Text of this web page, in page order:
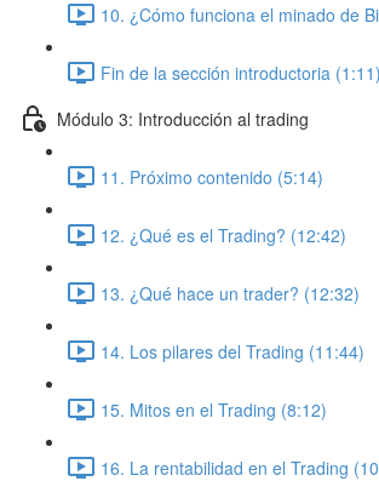
10. ¿Cómo funciona el minado de
Fin de la sección introductoria (1:11)
Módulo 3: Introducción al trading
11. Próximo contenido (5:14)
12. ¿Qué es el Trading? (12:42)
13. ¿Qué hace un trader? (12:32)
14. Los pilares del Trading (11:44)
15. Mitos en el Trading (8:12)
16. La rentabilidad en el Trading